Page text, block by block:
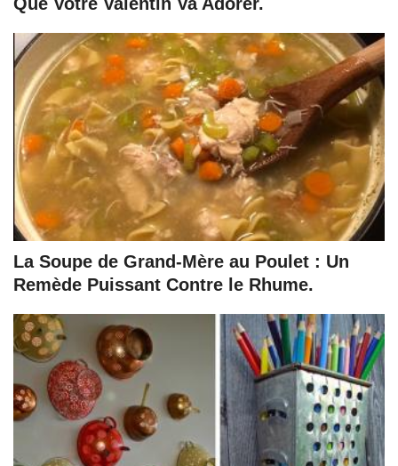
La Soupe de Grand-Mère au Poulet : Un
Remède Puissant Contre le Rhume.